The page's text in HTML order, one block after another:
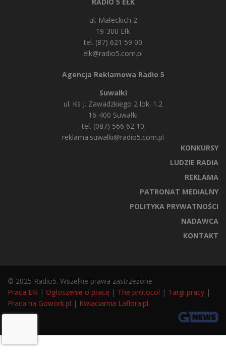
ul. Małeckich 2
19-300 Ełk
tel. (87) 621 59 00
elk@radio5.com.pl
Agencja Reklamowa Radio 5
Suwałki
ul. Ks J. Zawadzkiego 2 lok. 1.2
16-400 Suwałki
tel. (087) 566 62 10
reklama.suwalki@radio5.com.pl
KONKURSY
LUDZIE RADIA
REKLAMA
PATRONAT MEDIALNY
POLITYKA PRYWATNOŚCI
NADAWCA
KONTAKT
© 2025 Radio5. Wszelkie prawa zastrzeżone.
Praca Ełk | Ogłoszenie o pracę | The protocol | Targi pracy |
Praca na Gowork.pl | Kwiaciarnia Laflora.pl